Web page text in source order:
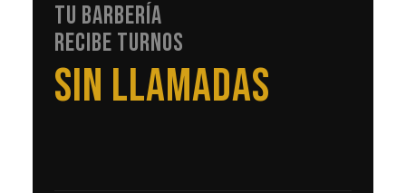
TU BARBERÍA
RECIBE TURNOS
EN AUTOMÁTICO